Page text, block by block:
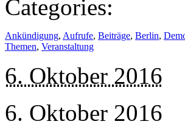
Categories:
Ankündigung, Aufrufe, Beiträge, Berlin,
Themen, Veranstaltung
6. Oktober 2016
6. Oktober 2016